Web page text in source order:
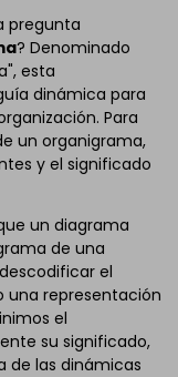
pregunta
? Denominado
esta
dinámica para
Para
un organigrama,
y el significado
un diagrama
de una
el
una representación
el
su significado,
de las dinámicas